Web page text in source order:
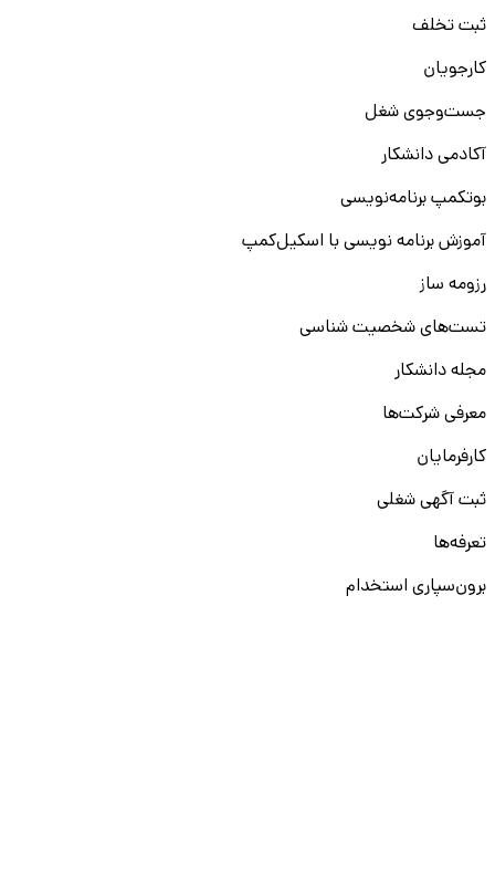
ثبت تخلف
کارجویان
جست‌و‌جوی شغل
آکادمی دانشکار
بوتکمپ برنامه‌نویسی
آموزش برنامه نویسی با اسکیل‌کمپ
رزومه ساز
تست‌های شخصیت شناسی
مجله دانشکار
معرفی شرکت‌ها
کارفرمایان
ثبت آگهی شغلی
تعرفه‌ها
برون‌سپاری استخدام